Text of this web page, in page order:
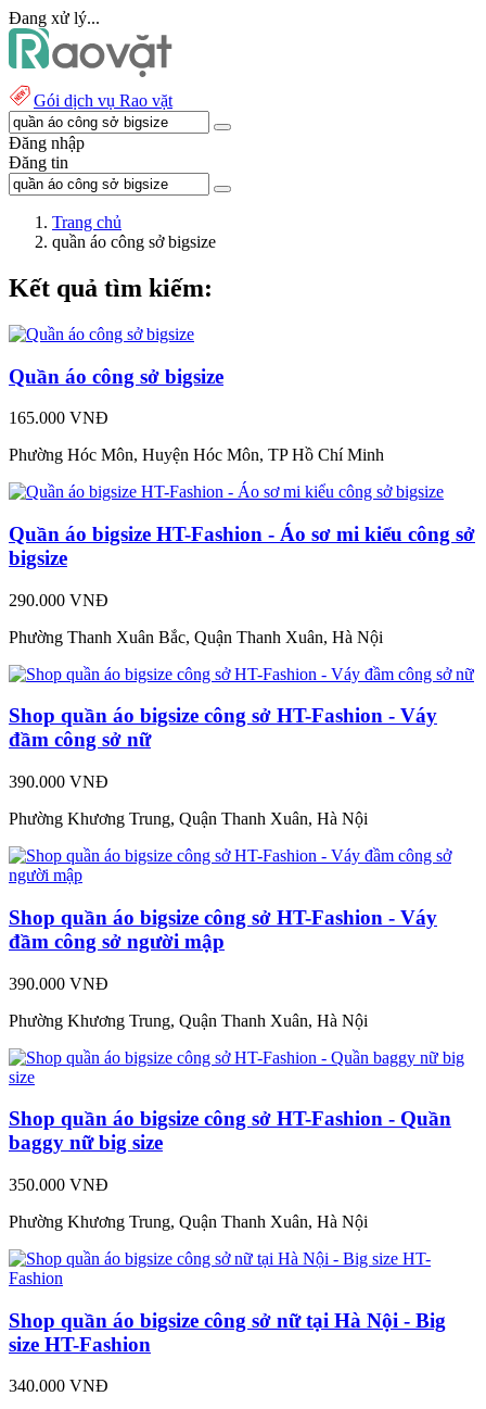
Đang xử lý...
Gói dịch vụ Rao vặt
Đăng nhập
Đăng tin
Trang chủ
quần áo công sở bigsize
Kết quả tìm kiếm:
Quần áo công sở bigsize
165.000 VNĐ
Phường Hóc Môn, Huyện Hóc Môn, TP Hồ Chí Minh
Quần áo bigsize HT-Fashion - Áo sơ mi kiểu công sở
bigsize
290.000 VNĐ
Phường Thanh Xuân Bắc, Quận Thanh Xuân, Hà Nội
Shop quần áo bigsize công sở HT-Fashion - Váy
đầm công sở nữ
390.000 VNĐ
Phường Khương Trung, Quận Thanh Xuân, Hà Nội
Shop quần áo bigsize công sở HT-Fashion - Váy
đầm công sở người mập
390.000 VNĐ
Phường Khương Trung, Quận Thanh Xuân, Hà Nội
Shop quần áo bigsize công sở HT-Fashion - Quần
baggy nữ big size
350.000 VNĐ
Phường Khương Trung, Quận Thanh Xuân, Hà Nội
Shop quần áo bigsize công sở nữ tại Hà Nội - Big
size HT-Fashion
340.000 VNĐ